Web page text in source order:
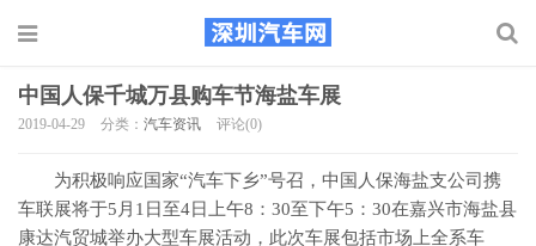
中国人保千城万县购车节海盐车展
2019-04-29 分类： 汽车资讯 评论(0)
为积极响应国家“汽车下乡”号召，中国人保海盐支公司携
车联展将于5月1日至4日上午8：30至下午5：30在嘉兴市海盐县
康达汽贸城举办大型车展活动，此次车展包括市场上全系车